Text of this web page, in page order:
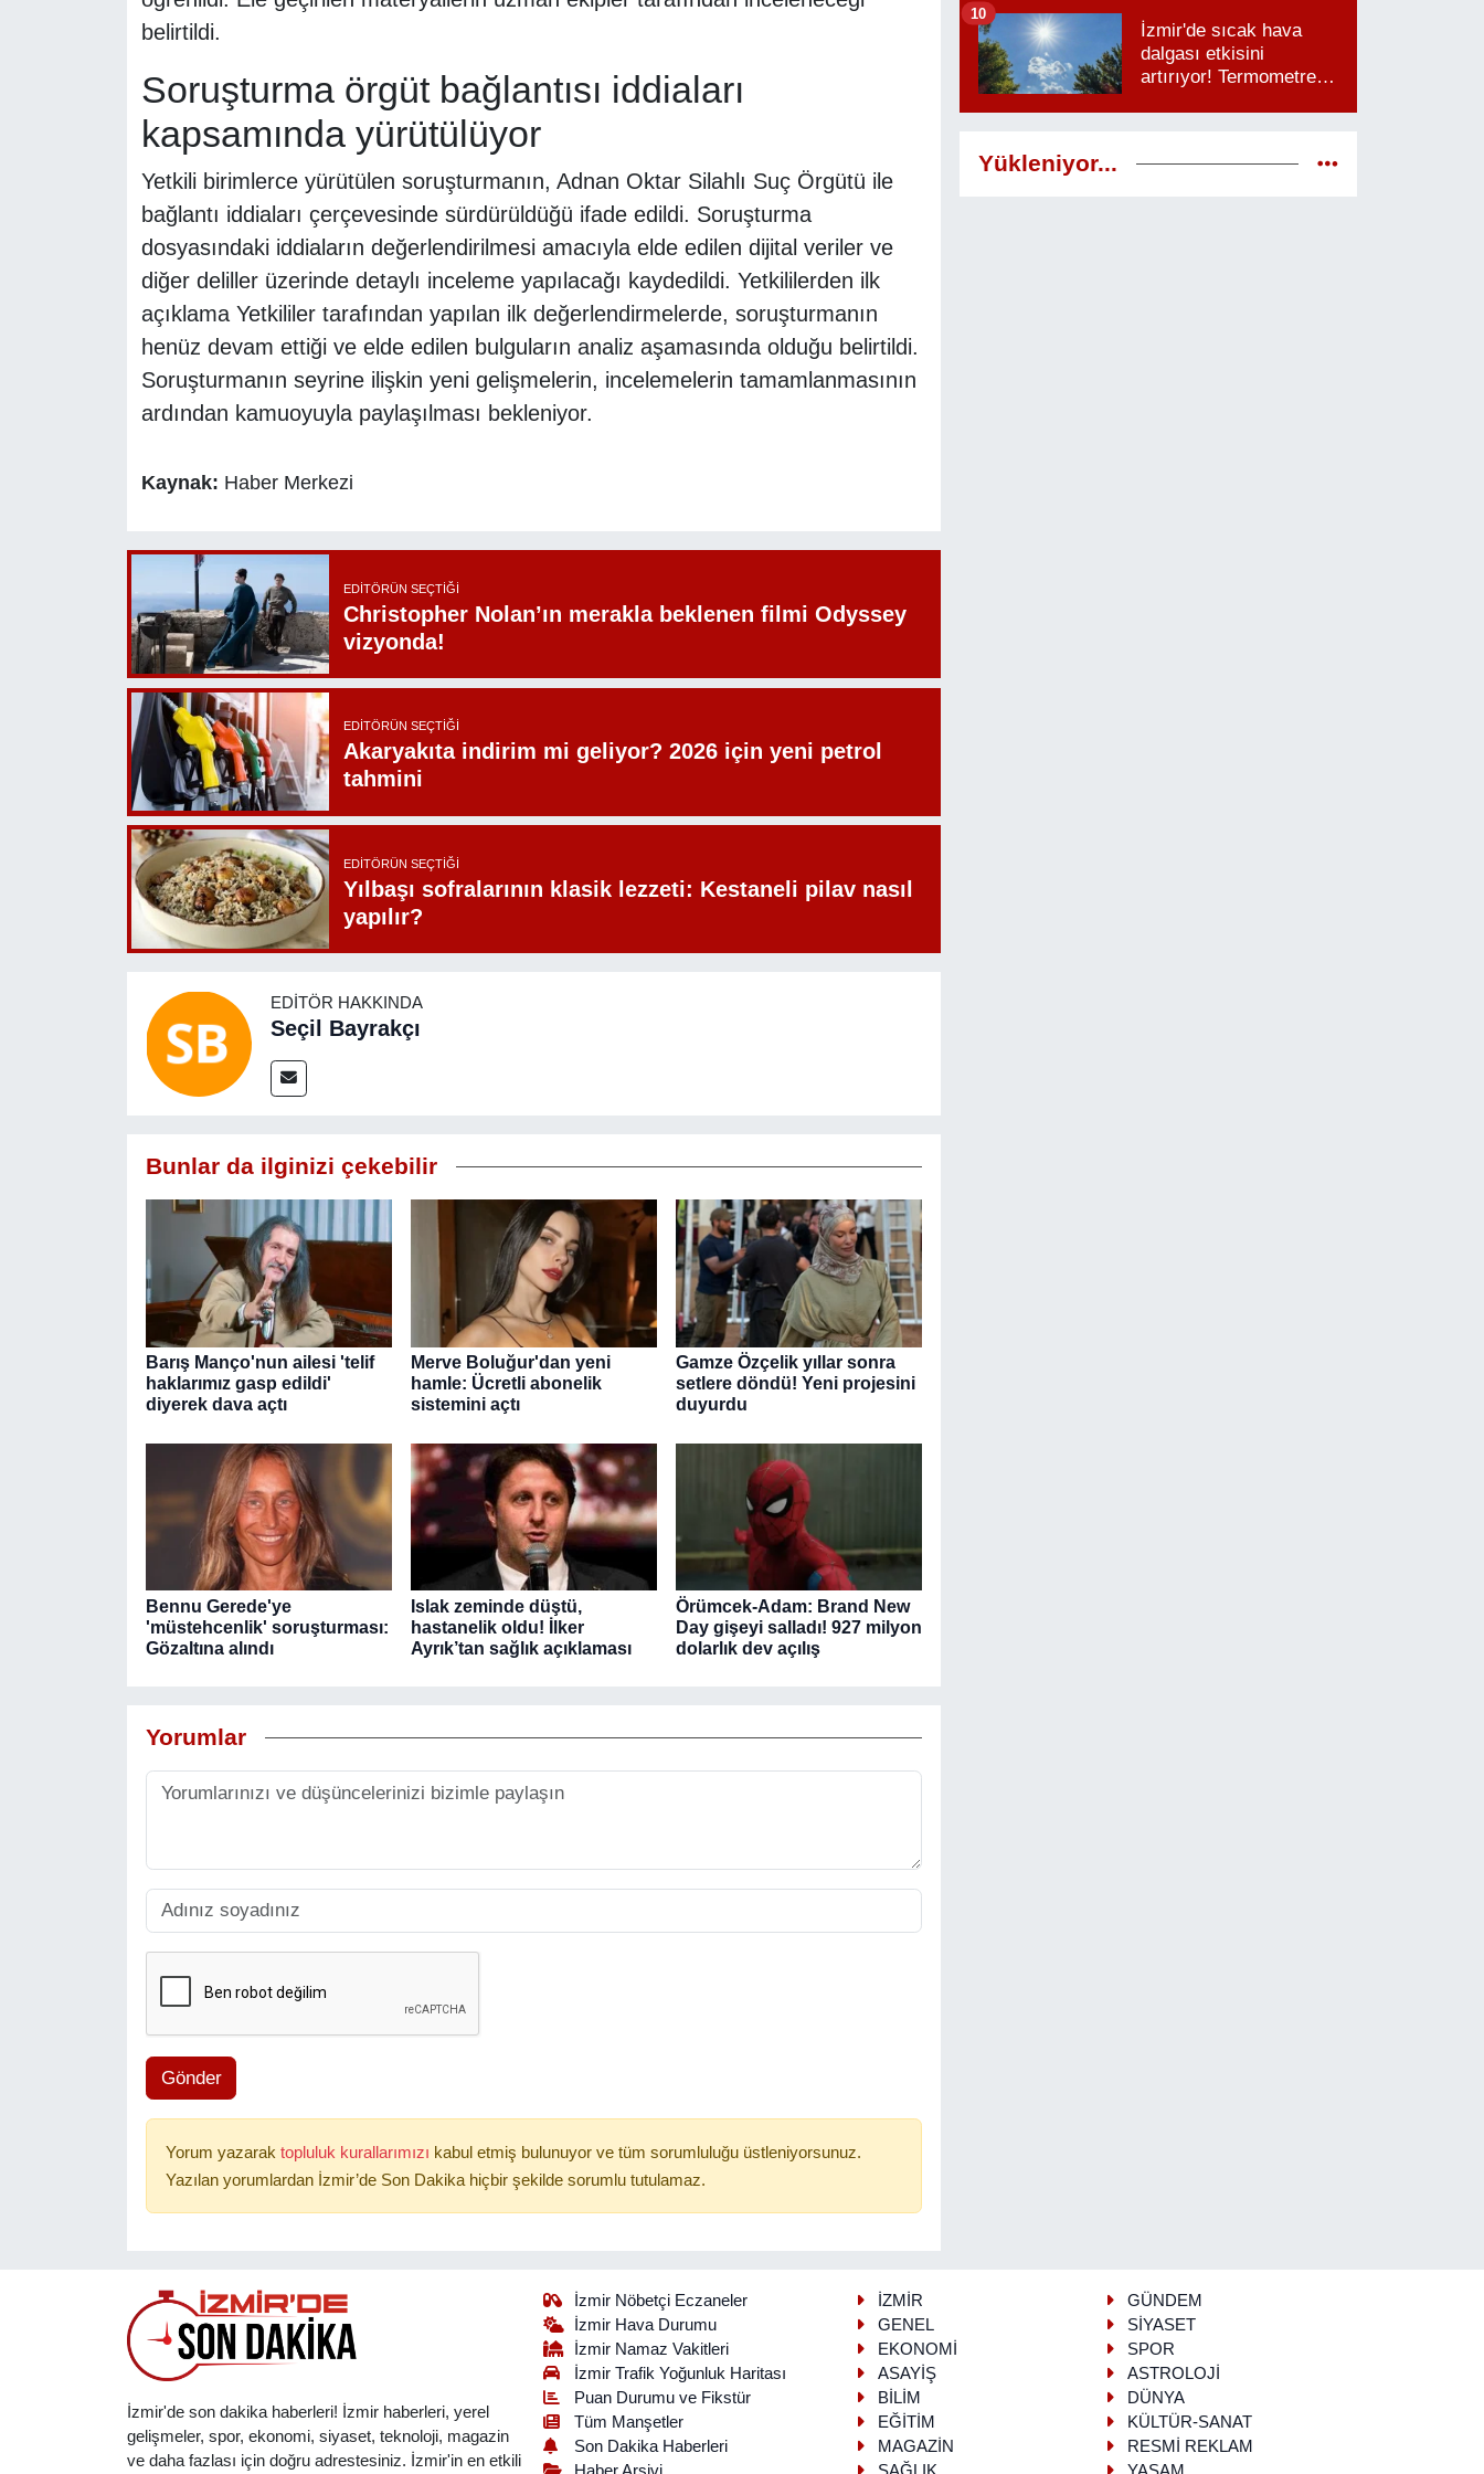
belirtildi.
Soruşturma örgüt bağlantısı iddiaları
kapsamında yürütülüyor
Yetkili birimlerce yürütülen soruşturmanın, Adnan Oktar Silahlı Suç Örgütü ile
bağlantı iddiaları çerçevesinde sürdürüldüğü ifade edildi. Soruşturma
dosyasındaki iddiaların değerlendirilmesi amacıyla elde edilen dijital veriler ve
diğer deliller üzerinde detaylı inceleme yapılacağı kaydedildi. Yetkililerden ilk
açıklama Yetkililer tarafından yapılan ilk değerlendirmelerde, soruşturmanın
henüz devam ettiği ve elde edilen bulguların analiz aşamasında olduğu belirtildi.
Soruşturmanın seyrine ilişkin yeni gelişmelerin, incelemelerin tamamlanmasının
ardından kamuoyuyla paylaşılması bekleniyor.
Kaynak: Haber Merkezi
EDITÖRÜN SEÇTIĞI
Christopher Nolan’ın merakla beklenen filmi Odyssey
vizyonda!
EDITÖRÜN SEÇTIĞI
Akaryakıta indirim mi geliyor? 2026 için yeni petrol
tahmini
EDITÖRÜN SEÇTIĞI
Yılbaşı sofralarının klasik lezzeti: Kestaneli pilav nasıl
yapılır?
EDITÖR HAKKINDA
Seçil Bayrakçı
Bunlar da ilginizi çekebilir
Barış Manço'nun ailesi 'telif
haklarımız gasp edildi'
diyerek dava açtı
Merve Boluğur'dan yeni
hamle: Ücretli abonelik
sistemini açtı
Gamze Özçelik yıllar sonra
setlere döndü! Yeni projesini
duyurdu
Bennu Gerede'ye
'müstehcenlik' soruşturması:
Gözaltına alındı
Islak zeminde düştü,
hastanelik oldu! İlker
Ayrık’tan sağlık açıklaması
Örümcek-Adam: Brand New
Day gişeyi salladı! 927 milyon
dolarlık dev açılış
Yorumlar
Gönder
Yorum yazarak topluluk kurallarımızı kabul etmiş bulunuyor ve tüm sorumluluğu üstleniyorsunuz.
Yazılan yorumlardan İzmir’de Son Dakika hiçbir şekilde sorumlu tutulamaz.
İzmir'de sıcak hava
dalgası etkisini
artırıyor! Termometreler
10
Yükleniyor...
İzmir'de son dakika haberleri! İzmir haberleri, yerel
gelişmeler, spor, ekonomi, siyaset, teknoloji, magazin
ve daha fazlası için doğru adrestesiniz. İzmir'in en etkili
İzmir Nöbetçi Eczaneler
İzmir Hava Durumu
İzmir Namaz Vakitleri
İzmir Trafik Yoğunluk Haritası
Puan Durumu ve Fikstür
Tüm Manşetler
Son Dakika Haberleri
İZMİR
GÜNDEM
GENEL
SİYASET
EKONOMİ
SPOR
ASAYİŞ
ASTROLOJİ
BİLİM
DÜNYA
EĞİTİM
KÜLTÜR-SANAT
MAGAZİN
RESMİ REKLAM